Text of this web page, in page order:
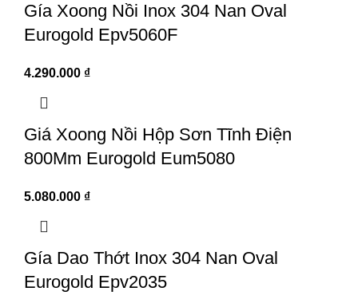
Gía Xoong Nồi Inox 304 Nan Oval
Eurogold Epv5060F
4.290.000 ₫
Giá Xoong Nồi Hộp Sơn Tĩnh Điện
800Mm Eurogold Eum5080
5.080.000 ₫
Gía Dao Thớt Inox 304 Nan Oval
Eurogold Epv2035